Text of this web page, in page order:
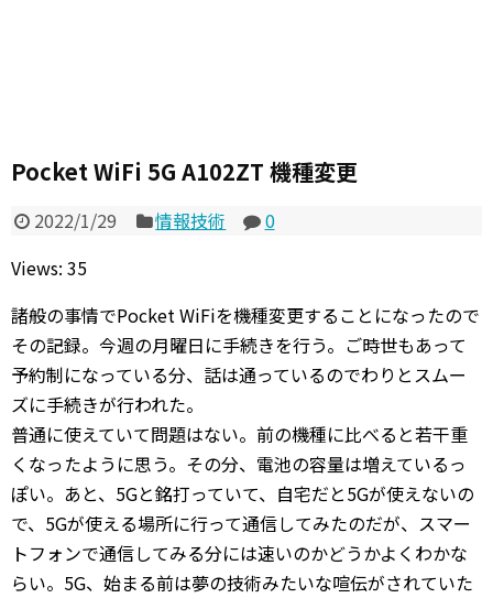
Pocket WiFi 5G A102ZT 機種変更
2022/1/29 情報技術
0
Views: 35
諸般の事情でPocket WiFiを機種変更することになったので
その記録。今週の月曜日に手続きを行う。ご時世もあって
予約制になっている分、話は通っているのでわりとスムー
ズに手続きが行われた。
普通に使えていて問題はない。前の機種に比べると若干重
くなったように思う。その分、電池の容量は増えているっ
ぽい。あと、5Gと銘打っていて、自宅だと5Gが使えないの
で、5Gが使える場所に行って通信してみたのだが、スマー
トフォンで通信してみる分には速いのかどうかよくわかな
らい。5G、始まる前は夢の技術みたいな喧伝がされていた